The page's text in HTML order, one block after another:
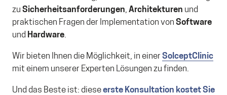
zu Sicherheitsanforderungen, Architekturen und
praktischen Fragen der Implementation von Software
und Hardware.
Wir bieten Ihnen die Möglichkeit, in einer SolceptClinic
mit einem unserer Experten Lösungen zu finden.
Und das Beste ist: dieseerste Konsultation kostet Sie